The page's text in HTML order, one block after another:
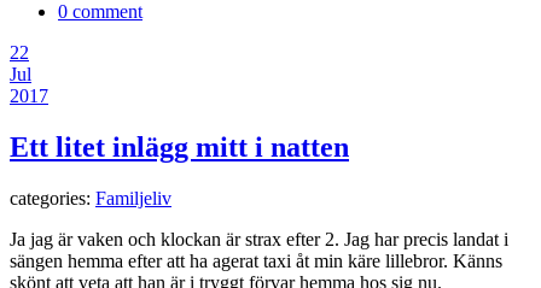
0 comment
22
Jul
2017
Ett litet inlägg mitt i natten
categories: Familjeliv
Ja jag är vaken och klockan är strax efter 2. Jag har precis landat i
sängen hemma efter att ha agerat taxi åt min käre lillebror. Känns
skönt att veta att han är i tryggt förvar hemma hos sig nu.